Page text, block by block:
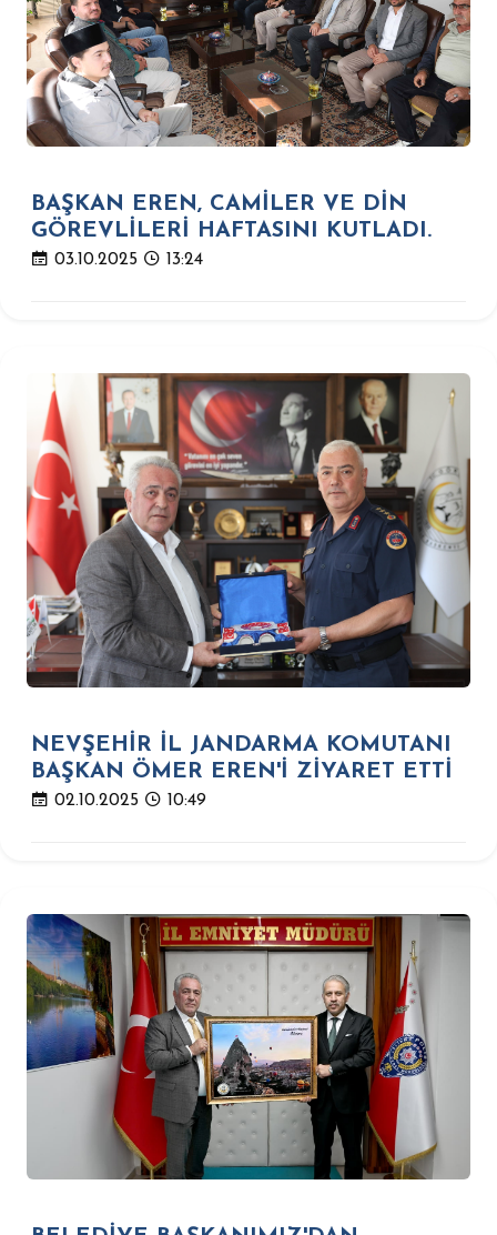
BAŞKAN EREN, CAMİLER VE DİN
GÖREVLİLERİ HAFTASINI KUTLADI.
03.10.2025 13:24
NEVŞEHİR İL JANDARMA KOMUTANI
BAŞKAN ÖMER EREN'İ ZİYARET ETTİ
02.10.2025 10:49